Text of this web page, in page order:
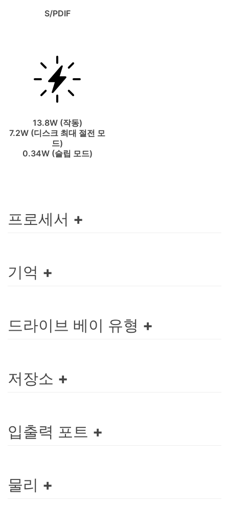
S/PDIF
13.8W (작동)
7.2W (디스크 최대 절전 모
드)
0.34W (슬립 모드)
프로세서
기억
드라이브 베이 유형
저장소
입출력 포트
물리